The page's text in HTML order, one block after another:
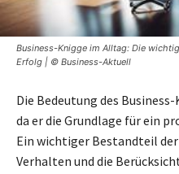
Business-Knigge im Alltag: Die
Erfolg | © Business-Aktuell
Die Bedeutung des
da er die Grundlage für ein
Ein wichtiger Bestandteil
Verhalten und die